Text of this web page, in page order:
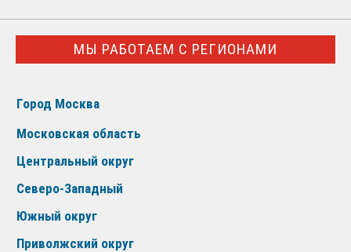
МЫ РАБОТАЕМ С РЕГИОНАМИ
Город Москва
Московская область
Центральный округ
Северо-Западный
Южный округ
Приволжский округ